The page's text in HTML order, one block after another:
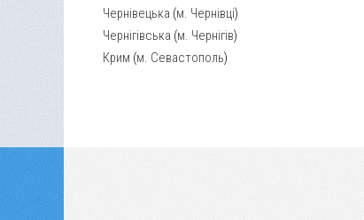
Чернівецька (м. Чернівці)
Чернігівська (м. Чернігів)
Крим (м. Севастополь)